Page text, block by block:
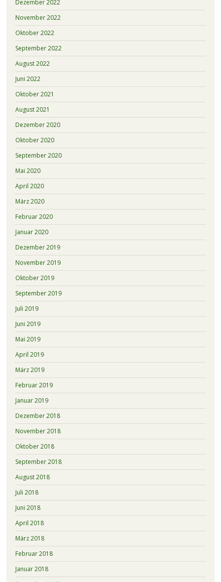
Dezember 2022
November 2022
Oktober 2022
September 2022
August 2022
Juni 2022
Oktober 2021
August 2021
Dezember 2020
Oktober 2020
September 2020
Mai 2020
April 2020
März 2020
Februar 2020
Januar 2020
Dezember 2019
November 2019
Oktober 2019
September 2019
Juli 2019
Juni 2019
Mai 2019
April 2019
März 2019
Februar 2019
Januar 2019
Dezember 2018
November 2018
Oktober 2018
September 2018
August 2018
Juli 2018
Juni 2018
April 2018
März 2018
Februar 2018
Januar 2018